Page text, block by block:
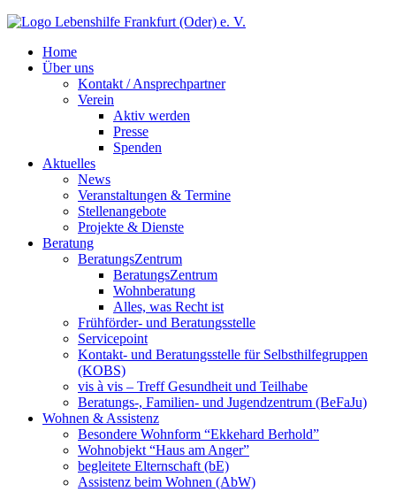
Home
Über uns
Kontakt / Ansprechpartner
Verein
Aktiv werden
Presse
Spenden
Aktuelles
News
Veranstaltungen & Termine
Stellenangebote
Projekte & Dienste
Beratung
BeratungsZentrum
BeratungsZentrum
Wohnberatung
Alles, was Recht ist
Frühförder- und Beratungsstelle
Servicepoint
Kontakt- und Beratungsstelle für Selbsthilfegruppen
(KOBS)
vis à vis – Treff Gesundheit und Teilhabe
Beratungs-, Familien- und Jugendzentrum (BeFaJu)
Wohnen & Assistenz
Besondere Wohnform “Ekkehard Berhold”
Wohnobjekt “Haus am Anger”
begleitete Elternschaft (bE)
Assistenz beim Wohnen (AbW)